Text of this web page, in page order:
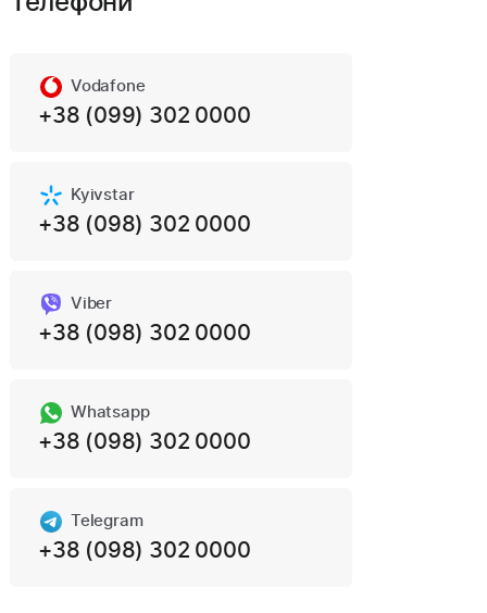
Vodafone
+38 (099) 302 0000
Kyivstar
+38 (098) 302 0000
Viber
+38 (098) 302 0000
Whatsapp
+38 (098) 302 0000
Telegram
+38 (098) 302 0000